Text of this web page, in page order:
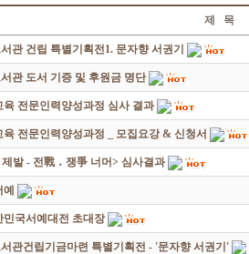
제 목
관 건립 특별기획전1. 문자향 서권기
관 도서 기증 및 후원금 명단
육 전문인력양성과정 심사 결과
육 전문인력양성과정 _ 모집요강 & 신청서
발 - 전戰 ․ 쟁爭 너머> 심사결과
민국서예대전 초대장
관건립기금마련 특별기획전 - '문자향 서권기'